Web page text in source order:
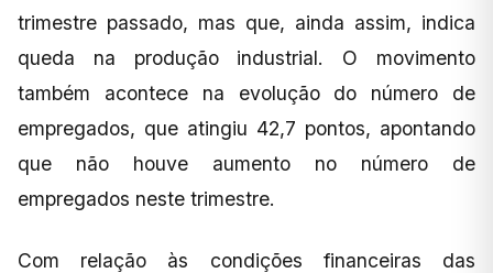
trimestre passado, mas que, ainda assim, indica
queda na produção industrial. O movimento
também acontece na evolução do número de
empregados, que atingiu 42,7 pontos, apontando
que não houve aumento no número de
empregados neste trimestre.
Com relação às condições financeiras das